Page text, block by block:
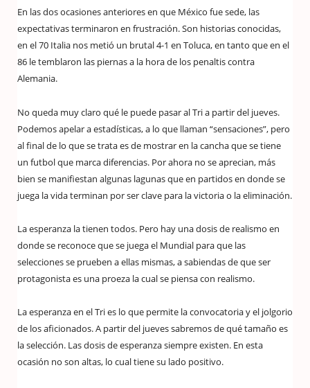
En las dos ocasiones anteriores en que México fue sede, las
expectativas terminaron en frustración. Son historias conocidas,
en el 70 Italia nos metió un brutal 4-1 en Toluca, en tanto que en el
86 le temblaron las piernas a la hora de los penaltis contra
Alemania.
No queda muy claro qué le puede pasar al Tri a partir del jueves.
Podemos apelar a estadísticas, a lo que llaman “sensaciones”, pero
al final de lo que se trata es de mostrar en la cancha que se tiene
un futbol que marca diferencias. Por ahora no se aprecian, más
bien se manifiestan algunas lagunas que en partidos en donde se
juega la vida terminan por ser clave para la victoria o la eliminación.
La esperanza la tienen todos. Pero hay una dosis de realismo en
donde se reconoce que se juega el Mundial para que las
selecciones se prueben a ellas mismas, a sabiendas de que ser
protagonista es una proeza la cual se piensa con realismo.
La esperanza en el Tri es lo que permite la convocatoria y el jolgorio
de los aficionados. A partir del jueves sabremos de qué tamaño es
la selección. Las dosis de esperanza siempre existen. En esta
ocasión no son altas, lo cual tiene su lado positivo.